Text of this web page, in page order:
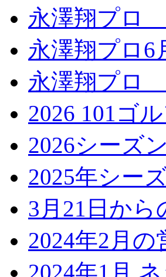
永澤翔プロ
永澤翔プロ6
永澤翔プロ
2026 101ゴ
2026シーズ
2025年シー
3月21日か
2024年2月の